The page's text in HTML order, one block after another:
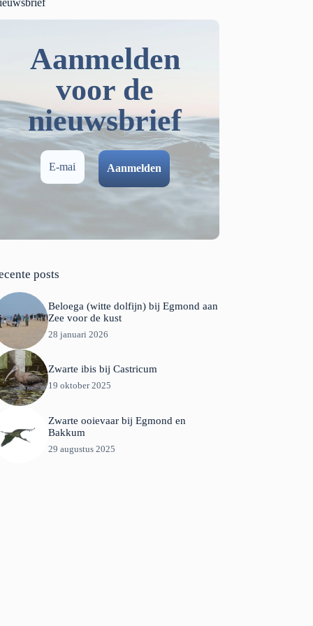
Aanmelden
voor de
nieuwsbrief
posts
Beloega (witte dolfijn) bij Egmond aan
Zee voor de kust
28 januari 2026
Zwarte ibis bij Castricum
19 oktober 2025
Zwarte ooievaar bij Egmond en
Bakkum
29 augustus 2025